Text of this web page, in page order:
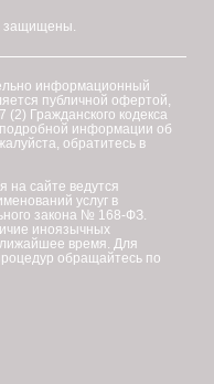
защищены.
информационный
публичной офертой,
Гражданского кодекса
информации об
обратитесь в
на сайте ведутся
услуг в
закона № 168-ФЗ.
иноязычных
время. Для
обращайтесь по